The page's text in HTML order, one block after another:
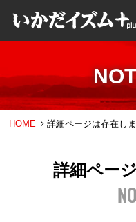
HOME 詳細ページは存在し
詳細ペー